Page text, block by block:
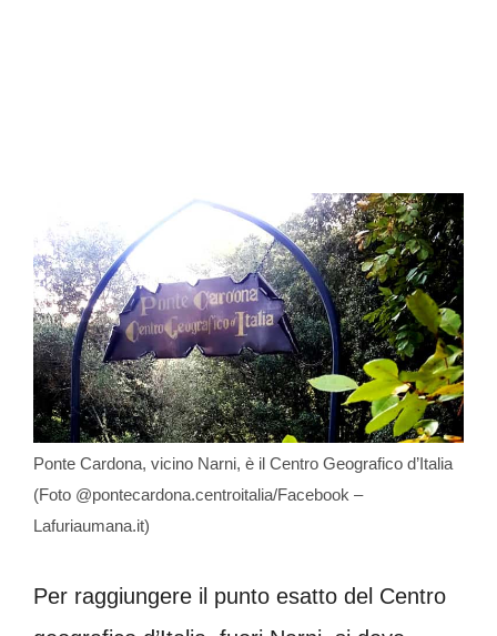
Ponte Cardona, vicino Narni, è il Centro Geografico d’Italia
(Foto @pontecardona.centroitalia/Facebook –
Lafuriaumana.it)
Per raggiungere il punto esatto del Centro